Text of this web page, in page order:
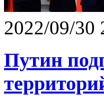
2022/09/30
Путин